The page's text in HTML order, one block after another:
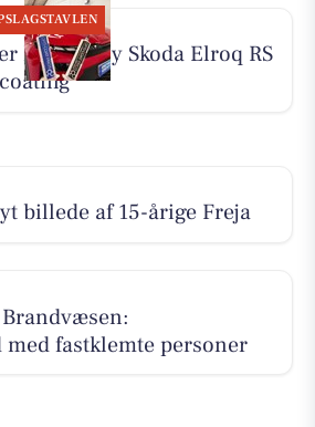
klargør ny Skoda Elroq RS
billede af 15-årige Freja
fastklemte personer